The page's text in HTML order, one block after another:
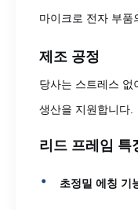
마이크로 전자 부품
제조 공정
당사는 스트레스
생산을 지원합니다.
리드 프레임 특
초정밀 에칭 기